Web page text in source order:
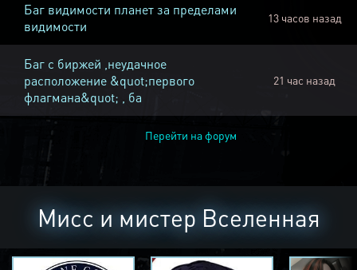
Баг видимости планет за пределами
видимости
13 часов назад
Баг с биржей ,неудачное
расположение &quot;первого
флагмана&quot; , ба
21 час назад
Перейти на форум
Мисс и мистер Вселенная